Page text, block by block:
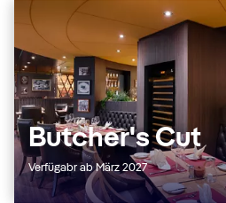
Butcher's Cut
Verfügabr ab März 2027